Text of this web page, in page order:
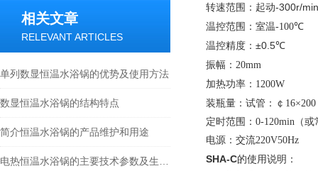
相关文章
RELEVANT ARTICLES
单列数显恒温水浴锅的优势及使用方法
数显恒温水浴锅的结构特点
简介恒温水浴锅的产品维护和用途
转速范围： 起动-300r/min
温控范围： 室温-100℃
温控精度：±0.5℃
振幅： 20mm
加热功率： 1200W
装瓶量： 试管：￠
定时范围： 0-120min （
电源： 交流220V50Hz
SHA-C的使用说明：